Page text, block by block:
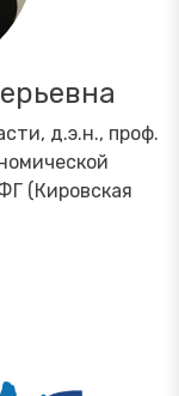
д.э.н., проф.
(Кировская